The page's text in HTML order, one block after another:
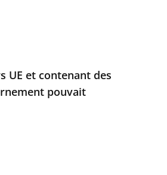
UE et contenant des
pouvait